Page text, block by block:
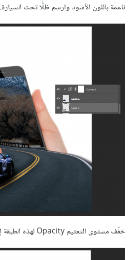
ناعمة باللون الأسود وارسم ظلًّا تحت السيارة.
خفّف مستوى التعتيم Opacity لهذه الطبقة إلى 80%.